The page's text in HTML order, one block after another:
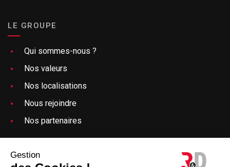
Besoin d’aide ?
LE GROUPE
Qui sommes-nous ?
Nos valeurs
Nos localisations
Nous rejoindre
Nos partenaires
Mentions légales
Gestion